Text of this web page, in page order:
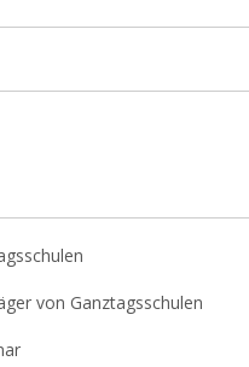
von Ganztagsschulen